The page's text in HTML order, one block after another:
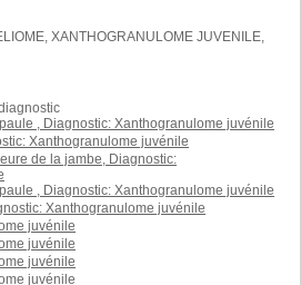
XANTHOGRANULOME JUVENILE,